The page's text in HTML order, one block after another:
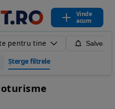
Vinde
acum
pentru tine
Șterge filtrele